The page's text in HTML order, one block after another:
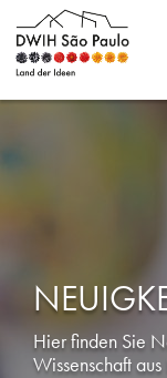
Hier finden Sie
Wissenschaft